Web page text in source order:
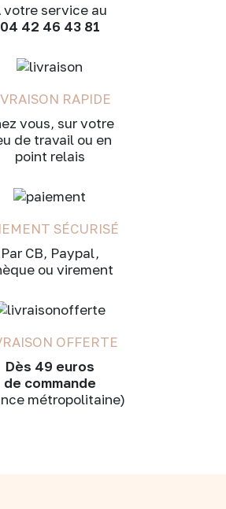
votre service au
04 42 46 43 81
RAPIDE
vous, sur votre
de travail ou en
point relais
SÉCURISÉ
Par CB, Paypal,
ou virement
OFFERTE
Dès 49 euros
de commande
métropolitaine)